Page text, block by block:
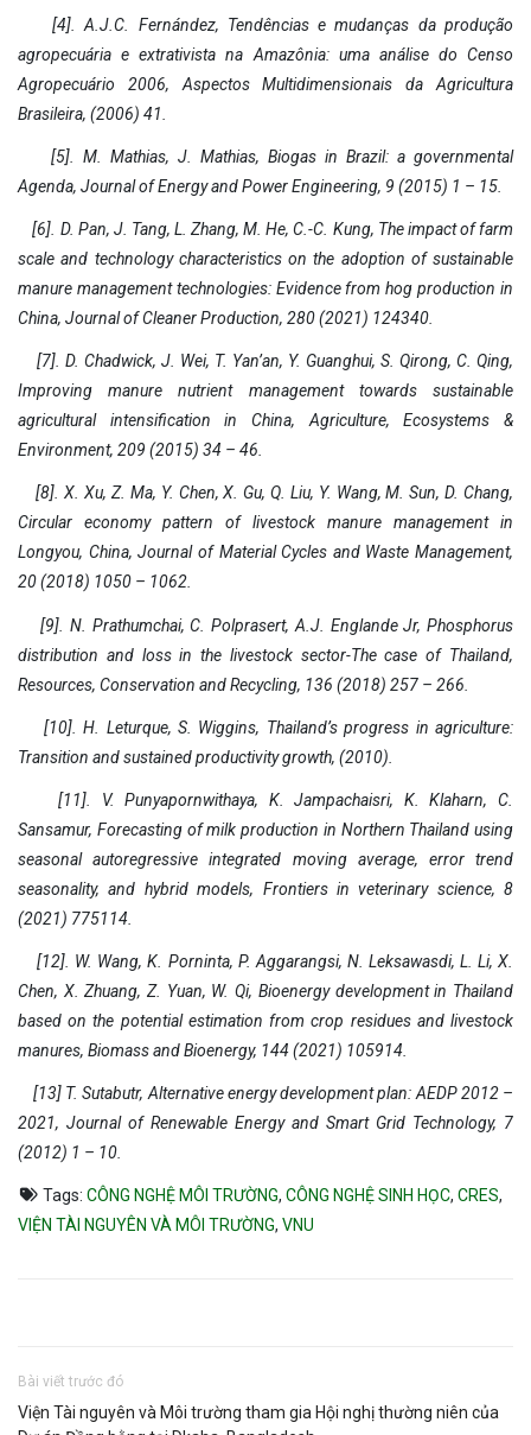
[4]. A.J.C. Fernández, Tendências e mudanças da produção
agropecuária e extrativista na Amazônia: uma análise do Censo
Agropecuário 2006, Aspectos Multidimensionais da Agricultura
Brasileira, (2006) 41.
[5]. M. Mathias, J. Mathias, Biogas in Brazil: a governmental
Agenda, Journal of Energy and Power Engineering, 9 (2015) 1 – 15.
[6]. D. Pan, J. Tang, L. Zhang, M. He, C.-C. Kung, The impact of farm
scale and technology characteristics on the adoption of sustainable
manure management technologies: Evidence from hog production in
China, Journal of Cleaner Production, 280 (2021) 124340.
[7]. D. Chadwick, J. Wei, T. Yan’an, Y. Guanghui, S. Qirong, C. Qing,
Improving manure nutrient management towards sustainable
agricultural intensification in China, Agriculture, Ecosystems &
Environment, 209 (2015) 34 – 46.
[8]. X. Xu, Z. Ma, Y. Chen, X. Gu, Q. Liu, Y. Wang, M. Sun, D. Chang,
Circular economy pattern of livestock manure management in
Longyou, China, Journal of Material Cycles and Waste Management,
20 (2018) 1050 – 1062.
[9]. N. Prathumchai, C. Polprasert, A.J. Englande Jr, Phosphorus
distribution and loss in the livestock sector-The case of Thailand,
Resources, Conservation and Recycling, 136 (2018) 257 – 266.
[10]. H. Leturque, S. Wiggins, Thailand’s progress in agriculture:
Transition and sustained productivity growth, (2010).
[11]. V. Punyapornwithaya, K. Jampachaisri, K. Klaharn, C.
Sansamur, Forecasting of milk production in Northern Thailand using
seasonal autoregressive integrated moving average, error trend
seasonality, and hybrid models, Frontiers in veterinary science, 8
(2021) 775114.
[12]. W. Wang, K. Porninta, P. Aggarangsi, N. Leksawasdi, L. Li, X.
Chen, X. Zhuang, Z. Yuan, W. Qi, Bioenergy development in Thailand
based on the potential estimation from crop residues and livestock
manures, Biomass and Bioenergy, 144 (2021) 105914.
[13] T. Sutabutr, Alternative energy development plan: AEDP 2012 –
2021, Journal of Renewable Energy and Smart Grid Technology, 7
(2012) 1 – 10.
Tags: CÔNG NGHỆ MÔI TRƯỜNG, CÔNG NGHỆ SINH HỌC, CRES,
VIỆN TÀI NGUYÊN VÀ MÔI TRƯỜNG, VNU
Bài viết trước đó
Viện Tài nguyên và Môi trường tham gia Hội nghị thường niên của